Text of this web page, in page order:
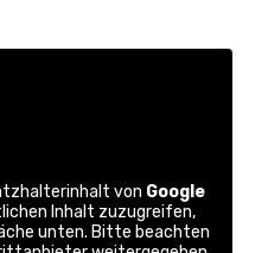
von Google
Inhalt zuzugreifen,
unten. Bitte beachten